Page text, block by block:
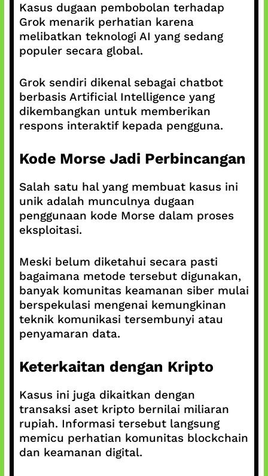
Kasus dugaan pembobolan terhadap
Grok menarik perhatian karena
melibatkan teknologi AI yang sedang
populer secara global.
Grok sendiri dikenal sebagai chatbot
berbasis Artificial Intelligence yang
dikembangkan untuk memberikan
respons interaktif kepada pengguna.
Kode Morse Jadi Perbincangan
Salah satu hal yang membuat kasus ini
unik adalah munculnya dugaan
penggunaan kode Morse dalam proses
eksploitasi.
Meski belum diketahui secara pasti
bagaimana metode tersebut digunakan,
banyak komunitas keamanan siber mulai
berspekulasi mengenai kemungkinan
teknik komunikasi tersembunyi atau
penyamaran data.
Keterkaitan dengan Kripto
Kasus ini juga dikaitkan dengan
transaksi aset kripto bernilai miliaran
rupiah. Informasi tersebut langsung
memicu perhatian komunitas blockchain
dan keamanan digital.